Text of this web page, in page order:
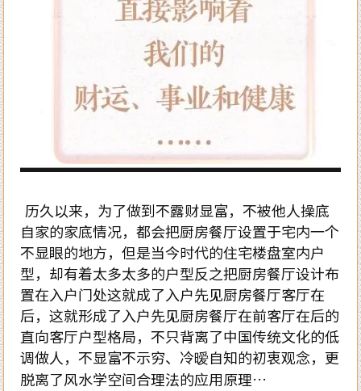
历久以来，为了做到不露财显富，不被他人操底
自家的家底情况，都会把厨房餐厅设置于宅内一个
不显眼的地方，但是当今时代的住宅楼盘室内户
型，却有着太多太多的户型反之把厨房餐厅设计布
置在入户门处这就成了入户先见厨房餐厅客厅在
后，这就形成了入户先见厨房餐厅在前客厅在后的
直向客厅户型格局，不只背离了中国传统文化的低
调做人，不显富不示穷、冷暧自知的初衷观念，更
脱离了风水学空间合理法的应用原理…